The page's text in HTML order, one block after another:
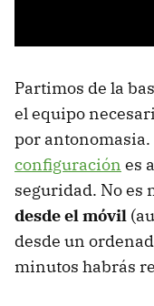
Partimos de la
el equipo
por antonomasia.
configuración es
seguridad. No es
desde el móvil
desde un
minutos habrás